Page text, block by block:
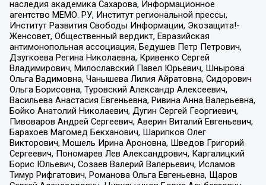
наследия академика Сахарова, Информационное
агентство МЕМО. РУ, Институт региональной прессы,
Институт Развития Свободы Информации, Экозащита!-
Женсовет, Общественный вердикт, Евразийская
антимонопольная ассоциация, Бедушев Петр Петрович,
Дзугкоева Регина Николаевна, Кривенко Сергей
Владимирович, Милославский Павел Юрьевич, Шнырова
Ольга Вадимовна, Чанышева Лилия Айратовна, Сидорович
Ольга Борисовна, Туровский Александр Алексеевич,
Васильева Анастасия Евгеньевна, Ривина Анна Валерьевна,
Бойко Анатолий Николаевич, Дугин Сергей Георгиевич,
Пивоваров Андрей Сергеевич, Аверин Виталий Евгеньевич,
Барахоев Магомед Бекханович, Шарипков Олег
Викторович, Мошель Ирина Ароновна, Шведов Григорий
Сергеевич, Пономарев Лев Александрович, Каргалицкий
Борис Юльевич, Созаев Валерий Валерьевич, Исламов
Тимур Рифгатович, Романова Ольга Евгеньевна, Щаров